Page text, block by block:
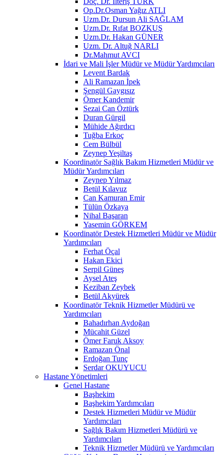
Op.Dr.Osman Yağız ATLI
Uzm.Dr. Dursun Ali SAĞLAM
Uzm.Dr. Rıfat BOZKUŞ
Uzm.Dr. Hakan GÜNER
Uzm. Dr. Altuğ NARLI
Dr.Mahmut AVCI
İdari ve Mali İşler Müdür ve Müdür Yardımcıları
Levent Bardak
Ali Ramazan İpek
Şengül Gaygısız
Ömer Kandemir
Sezai Can Öztürk
Duran Gürgil
Mühide Ağırdıcı
Tuğba Erkoç
Cem Bülbül
Zeynep Yeşiltaş
Koordinatör Sağlık Bakım Hizmetleri Müdür ve
Müdür Yardımcıları
Zeynep Yılmaz
Betül Kılavuz
Can Kamuran Emir
Tülün Özkaya
Nihal Başaran
Yasemin GÖRKEM
Koordinatör Destek Hizmetleri Müdür ve Müdür
Yardımcıları
Ferhat Öçal
Hakan Ekici
Serpil Güneş
Aysel Ateş
Keziban Zeybek
Betül Akyürek
Koordinatör Teknik Hizmetler Müdürü ve
Yardımcıları
Bahadırhan Aydoğan
Mücahit Güzel
Ömer Faruk Aksoy
Ramazan Önal
Erdoğan Tunç
Serdar OKUYUCU
Hastane Yönetimleri
Genel Hastane
Başhekim
Başhekim Yardımcıları
Destek Hizmetleri Müdür ve Müdür
Yardımcıları
Sağlık Bakım Hizmetleri Müdürü ve
Yardımcıları
Teknik Hizmetler Müdürü ve Yardımcıları